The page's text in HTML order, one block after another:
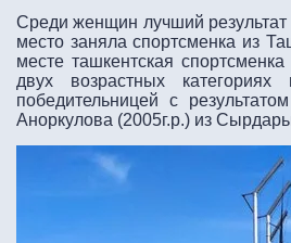
Среди женщин лучший
место заняла спортсменка из
месте ташкентская
двух возрастных
победительницей с
Аноркулова (2005г.р.) из